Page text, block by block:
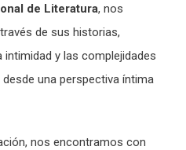
de Literatura, nos
de sus historias,
intimidad y las complejidades
una perspectiva íntima
nos encontramos con